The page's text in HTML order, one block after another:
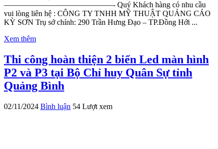
——————————————- Quý Khách hàng có nhu cầu
vui lòng liên hệ : CÔNG TY TNHH MỸ THUẬT QUẢNG CÁO
KỲ SƠN Trụ sở chính: 290 Trần Hưng Đạo – TP.Đồng Hới ...
Xem thêm
Thi công hoàn thiện 2 biển Led màn hình
P2 và P3 tại Bộ Chỉ huy Quân Sự tỉnh
Quảng Bình
02/11/2024 Bình luận 54 Lượt xem